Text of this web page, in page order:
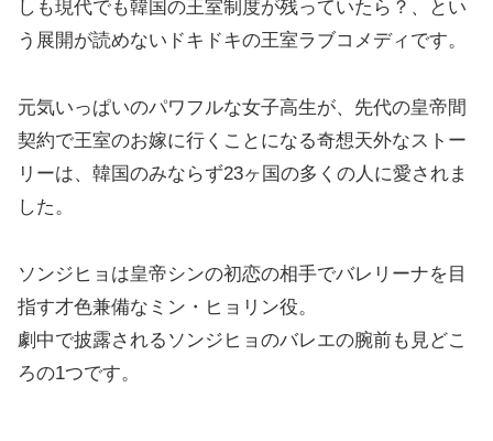
しも現代でも韓国の王室制度が残っていたら？、とい
う展開が読めないドキドキの王室ラブコメディです。
元気いっぱいのパワフルな女子高生が、先代の皇帝間
契約で王室のお嫁に行くことになる奇想天外なストー
リーは、韓国のみならず23ヶ国の多くの人に愛されま
した。
ソンジヒョは皇帝シンの初恋の相手でバレリーナを目
指す才色兼備なミン・ヒョリン役。
劇中で披露されるソンジヒョのバレエの腕前も見どこ
ろの1つです。